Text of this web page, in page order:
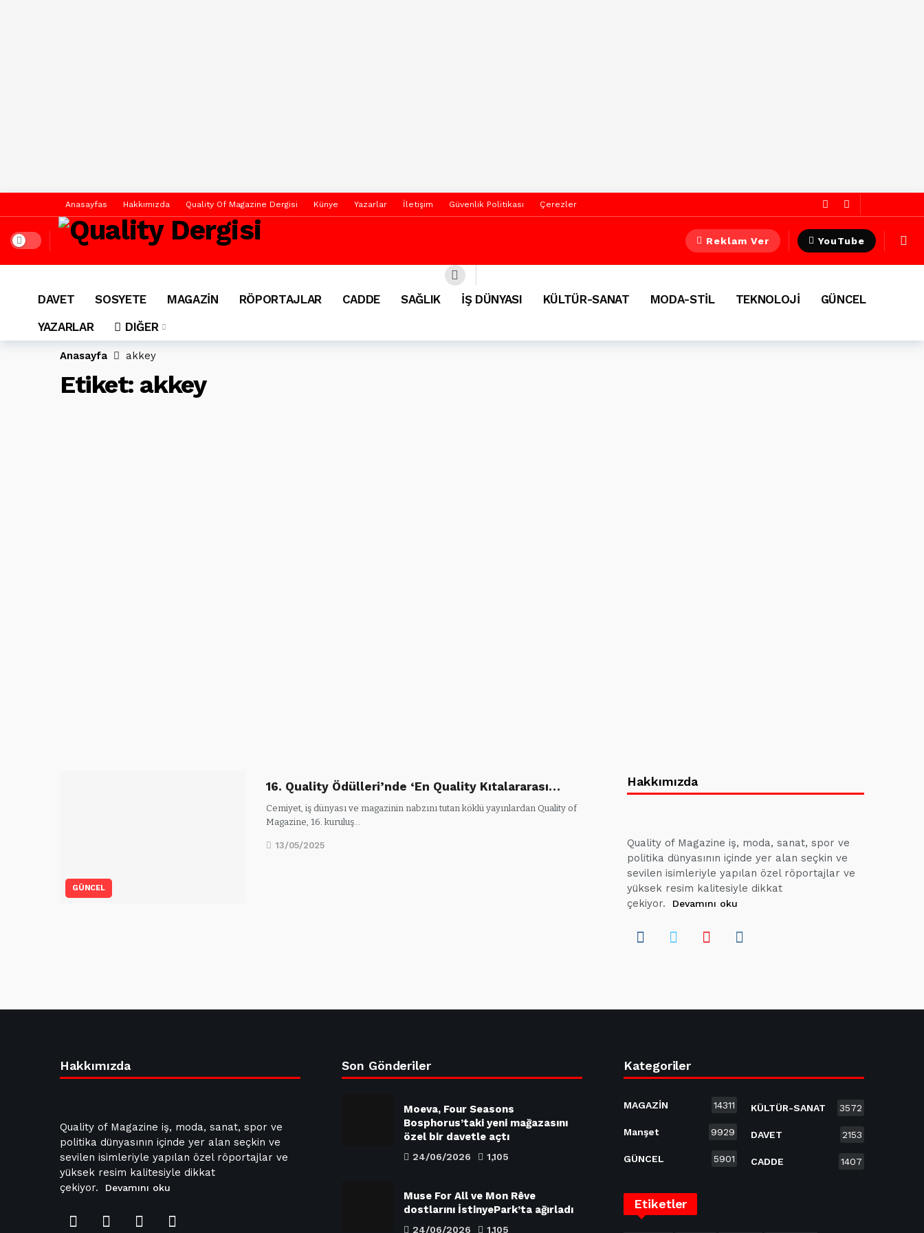
Anasayfas Hakkımızda Quality Of Magazine Dergisi Künye Yazarlar İletişim Güvenlik Politikası Çerezler
Dark mode Reklam Ver YouTube
DAVET SOSYETE MAGAZİN RÖPORTAJLAR CADDE SAĞLIK İŞ DÜNYASI KÜLTÜR-SANAT MODA-STİL TEKNOLOJİ
GÜNCEL
YAZARLAR
DIĞER
Anasayfa akkey
Etiket: akkey
GÜNCEL
16. Quality Ödülleri’nde ‘En Quality Kıtalararası…
Cemiyet, iş dünyası ve magazinin nabzını tutan köklü yayınlardan Quality of
Magazine, 16. kuruluş…
13/05/2025
Hakkımızda
Quality of Magazine iş, moda, sanat, spor ve
politika dünyasının içinde yer alan seçkin ve
sevilen isimleriyle yapılan özel röportajlar ve
yüksek resim kalitesiyle dikkat
çekiyor.
Devamını oku
Hakkımızda
Quality of Magazine iş, moda, sanat, spor ve
politika dünyasının içinde yer alan seçkin ve
sevilen isimleriyle yapılan özel röportajlar ve
yüksek resim kalitesiyle dikkat
çekiyor.
Devamını oku
Son Gönderiler
Moeva, Four Seasons
Bosphorus’taki yeni mağazasını
özel bir davetle açtı
24/06/2026 1,105
Muse For All ve Mon Rêve
dostlarını İstinyePark’ta ağırladı
24/06/2026 1,105
Kategoriler
MAGAZİN 14311
Manşet 9929
GÜNCEL 5901
KÜLTÜR-SANAT 3572
DAVET 2153
CADDE 1407
Etiketler